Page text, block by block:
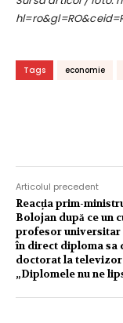
Tags economie
Articolul precedent
Reacția prim-
Bolojan după ce un
profesor universitar
în direct diploma sa
doctorat la
„Diplomele nu ne